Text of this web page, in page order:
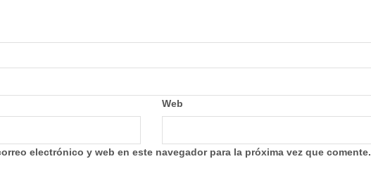
Web
electrónico y web en este navegador para la próxima vez que comente.